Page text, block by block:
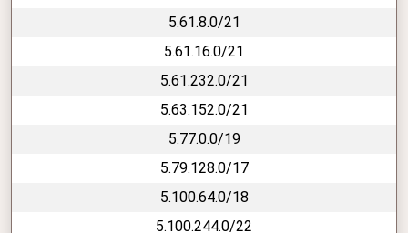
5.61.8.0/21
5.61.16.0/21
5.61.232.0/21
5.63.152.0/21
5.77.0.0/19
5.79.128.0/17
5.100.64.0/18
5.100.244.0/22